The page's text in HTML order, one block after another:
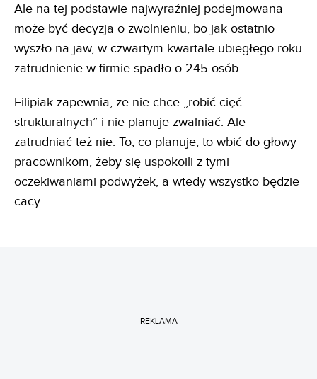
Ale na tej podstawie najwyraźniej podejmowana
może być decyzja o zwolnieniu, bo jak ostatnio
wyszło na jaw, w czwartym kwartale ubiegłego roku
zatrudnienie w firmie spadło o 245 osób.
Filipiak zapewnia, że nie chce „robić cięć
strukturalnych” i nie planuje zwalniać. Ale
zatrudniać też nie. To, co planuje, to wbić do głowy
pracownikom, żeby się uspokoili z tymi
oczekiwaniami podwyżek, a wtedy wszystko będzie
cacy.
REKLAMA